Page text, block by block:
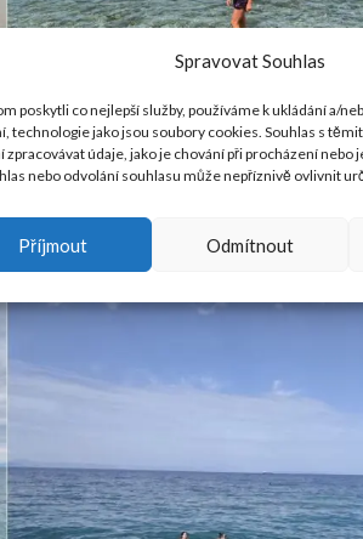
Spravovat Souhlas
poskytli co nejlepší služby, používáme k ukládání a/
technologie jako jsou soubory cookies. Souhlas s
zpracovávat údaje, jako je chování při procházení nebo
nebo odvolání souhlasu může nepříznivě ovlivnit
Příjmout Odmítnout
přes den se pohybovaly od 18 do 25
teplotu okolo 18 stupňů, takže plavat se